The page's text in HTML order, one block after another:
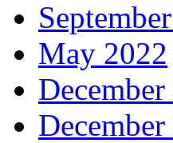
May 2022
December